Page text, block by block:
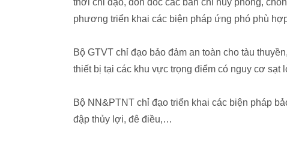
thời chỉ đạo, đôn đốc các ban chỉ huy phòng,
phương triển khai các biện pháp ứng phó phù
Bộ GTVT chỉ đạo bảo đảm an toàn cho tàu
thiết bị tại các khu vực trọng điểm có nguy cơ
Bộ NN&PTNT chỉ đạo triển khai các biện pháp
đập thủy lợi, đê điều,…